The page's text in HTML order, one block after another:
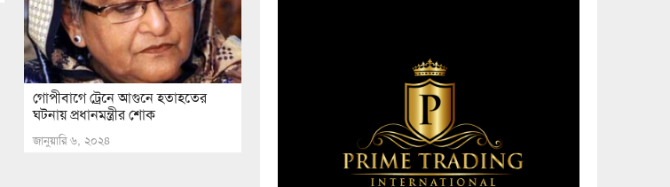
গোপীবাগে ট্রেনে আগুনে হতাহতের
ঘটনায় প্রধানমন্ত্রীর শোক
জানুয়ারি ৬, ২০২৪